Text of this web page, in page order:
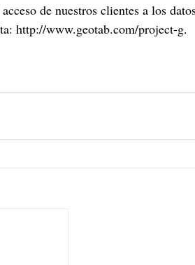
de nuestros clientes a los
http://www.geotab.com/project-g.